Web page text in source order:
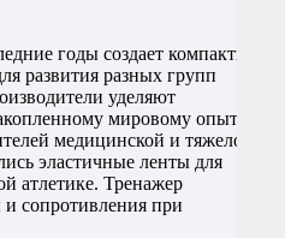
годы создает компактные,
развития разных групп
уделяют
мировому опыту,
медицинской и тяжелой
эластичные ленты для
атлетике. Тренажер
сопротивления при